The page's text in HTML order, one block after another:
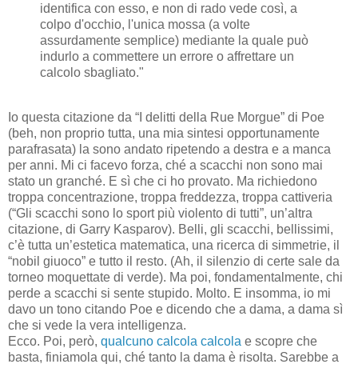
identifica con esso, e non di rado vede così, a
colpo d'occhio, l'unica mossa (a volte
assurdamente semplice) mediante la quale può
indurlo a commettere un errore o affrettare un
calcolo sbagliato."
Io questa citazione da “I delitti della Rue Morgue” di Poe
(beh, non proprio tutta, una mia sintesi opportunamente
parafrasata) la sono andato ripetendo a destra e a manca
per anni. Mi ci facevo forza, ché a scacchi non sono mai
stato un granché. E sì che ci ho provato. Ma richiedono
troppa concentrazione, troppa freddezza, troppa cattiveria
(“Gli scacchi sono lo sport più violento di tutti”, un’altra
citazione, di Garry Kasparov). Belli, gli scacchi, bellissimi,
c’è tutta un’estetica matematica, una ricerca di simmetrie, il
“nobil giuoco” e tutto il resto. (Ah, il silenzio di certe sale da
torneo moquettate di verde). Ma poi, fondamentalmente, chi
perde a scacchi si sente stupido. Molto. E insomma, io mi
davo un tono citando Poe e dicendo che a dama, a dama sì
che si vede la vera intelligenza.
Ecco. Poi, però, qualcuno calcola calcola e scopre che
basta, finiamola qui, ché tanto la dama è risolta. Sarebbe a